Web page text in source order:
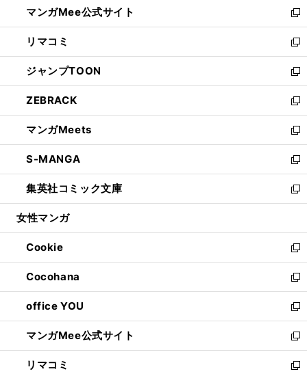
く
ド
ウ
で
開
く
ィ
ン
ド
ウ
で
開
く
い
ウ
ィ
ン
ド
ウ
で
開
く
マンガMee公式サイト
新
し
い
ウ
ィ
ン
ド
ウ
で
開
く
リマコミ
新
し
い
ウ
ィ
ン
ド
ウ
で
開
く
ジャンプTOON
新
し
い
ウ
ィ
ン
ド
ウ
で
開
ZEBRACK
新
し
い
ウ
ィ
ン
ド
ウ
開
く
マンガMeets
新
し
い
ウ
ィ
ン
ウ
で
開
く
S-MANGA
新
し
い
ウ
ン
ド
ウ
で
開
く
集英社コミック文庫
新
し
ウ
ィ
ン
ド
ウ
で
開
く
女性マンガ
Cookie
新
し
い
ウ
ィ
ン
ド
ウ
で
Cocohana
新
し
い
ウ
ィ
ン
ド
office YOU
新
し
い
ウ
ィ
マンガMee公式サイト
新
し
い
リマコミ
新